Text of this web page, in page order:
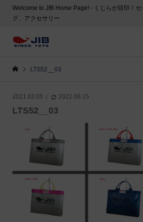
Welcome to JIB Home Page! ‐ くじらが目印！
グ、アクセサリー
LTS52__03
2021.03.05 2022.06.15
LTS52__03